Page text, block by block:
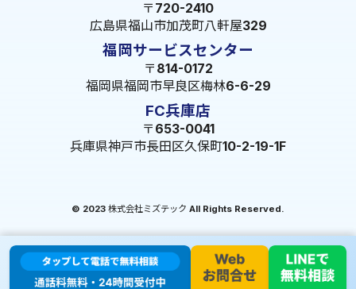
〒720-2410
広島県福山市加茂町八軒屋329
福岡サービスセンター
〒814-0172
福岡県福岡市早良区梅林6-6-29
FC兵庫店
〒653-0041
兵庫県神戸市長田区久保町10-2-19-1F
© 2023 株式会社ミズテック All Rights Reserved.